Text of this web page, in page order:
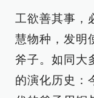
工欲善其事，
慧物种，发明
斧子。如同大
的演化历史：